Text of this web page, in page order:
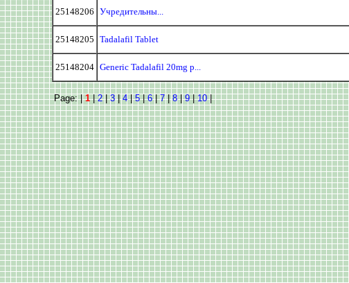
25148206 Учредительны...
25148205 Tadalafil Tablet
25148204 Generic Tadalafil 20mg p...
Page: |1|2|3|4|5|6|7|8|9|10|